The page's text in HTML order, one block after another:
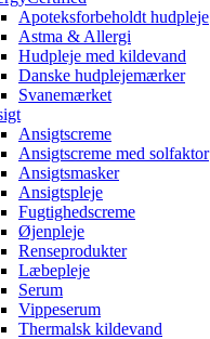
Apoteksforbeholdt hudpleje
Astma & Allergi
Hudpleje med kildevand
Danske hudplejemærker
Svanemærket
Ansigtscreme
Ansigtscreme med solfaktor
Ansigtsmasker
Ansigtspleje
Fugtighedscreme
Øjenpleje
Renseprodukter
Læbepleje
Serum
Vippeserum
Thermalsk kildevand